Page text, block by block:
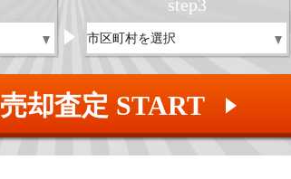
step3
売却査定 START ▲